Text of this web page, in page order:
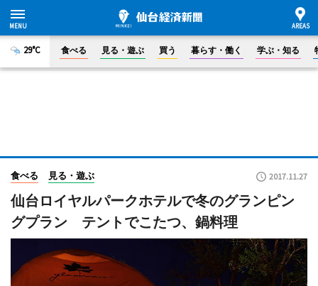
29°C 食べる 見る・遊ぶ 買う 暮らす・働く 学ぶ・知る
食べる 見る・遊ぶ 2017.11.27
仙台ロイヤルパークホテルで冬のグランピン
グプラン テントでこたつ、鍋料理